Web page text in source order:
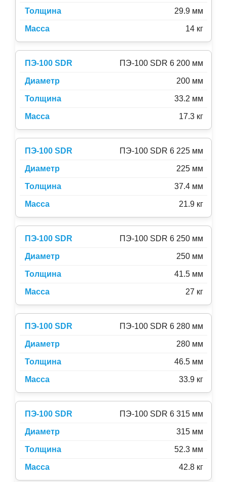
29.9 мм
14 кг
ПЭ-100 SDR 6 200 мм
200 мм
33.2 мм
17.3 кг
ПЭ-100 SDR 6 225 мм
225 мм
37.4 мм
21.9 кг
ПЭ-100 SDR 6 250 мм
250 мм
41.5 мм
27 кг
ПЭ-100 SDR 6 280 мм
280 мм
46.5 мм
33.9 кг
ПЭ-100 SDR 6 315 мм
315 мм
52.3 мм
42.8 кг